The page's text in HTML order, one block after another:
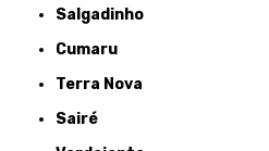
Salgadinho
Cumaru
Terra Nova
Sairé